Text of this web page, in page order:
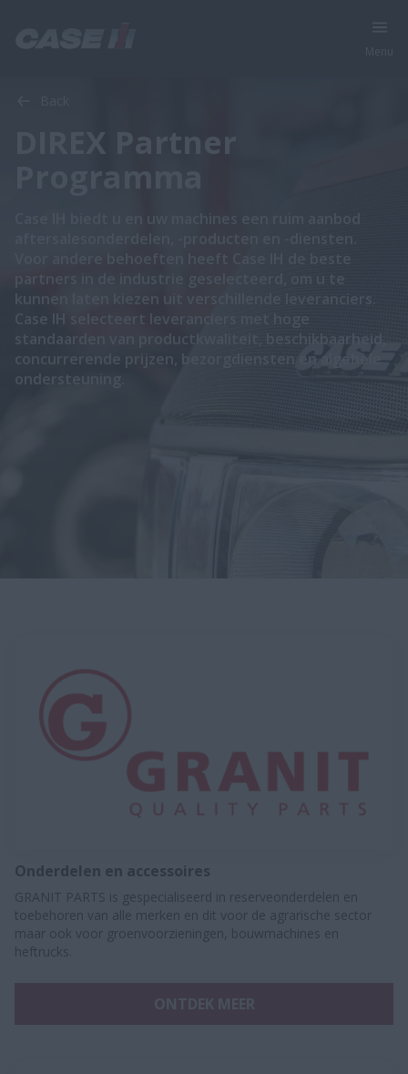
DIREX Partner
Programma
Case IH biedt u en uw machines een ruim aanbod
aftersalesonderdelen, -producten en -diensten.
Voor andere behoeften heeft Case IH de beste
partners in de industrie geselecteerd, om u te
kunnen laten kiezen uit verschillende leveranciers.
Case IH selecteert leveranciers met hoge
standaarden van productkwaliteit, beschikbaarheid,
concurrerende prijzen, bezorgdiensten en algehele
ondersteuning.
Onderdelen en accessoires
GRANIT PARTS is gespecialiseerd in reserveonderdelen en
toebehoren van alle merken en dit voor de agrarische sector
maar ook voor groenvoorzieningen, bouwmachines en
heftrucks.